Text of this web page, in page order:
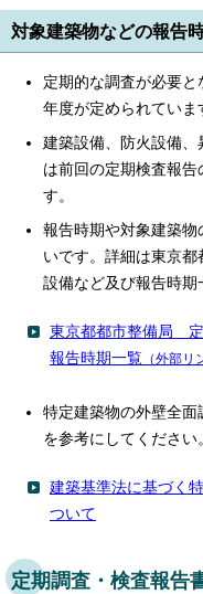
対象建築物などの報告
定期的な調査が必要
年度が定められていま
建築設備、防火設備
は前回の定期検査報告
す。
報告時期や対象建築
いです。詳細は東京
設備など及び報告時期
東京都都市整備局 定
報告時期一覧 （外部リ
特定建築物の外壁全
を参考にしてください
建築基準法に基づく
ついて
定期調査・検査報告